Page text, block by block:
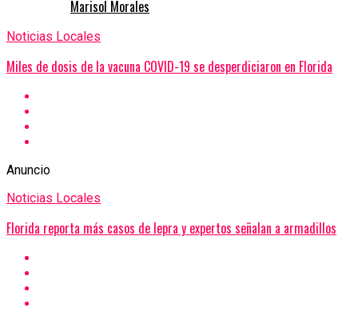
Marisol Morales
Noticias Locales
Miles de dosis de la vacuna COVID-19 se desperdiciaron en Florida
Anuncio
Noticias Locales
Florida reporta más casos de lepra y expertos señalan a armadillos